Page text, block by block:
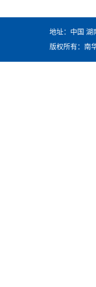
地址：中国 湖
版权所有：南